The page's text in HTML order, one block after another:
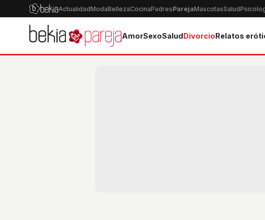
ActualidadModaBellezaCocinaPadresParejaMascotasSalud
AmorSexoSaludDivorcioRelatos